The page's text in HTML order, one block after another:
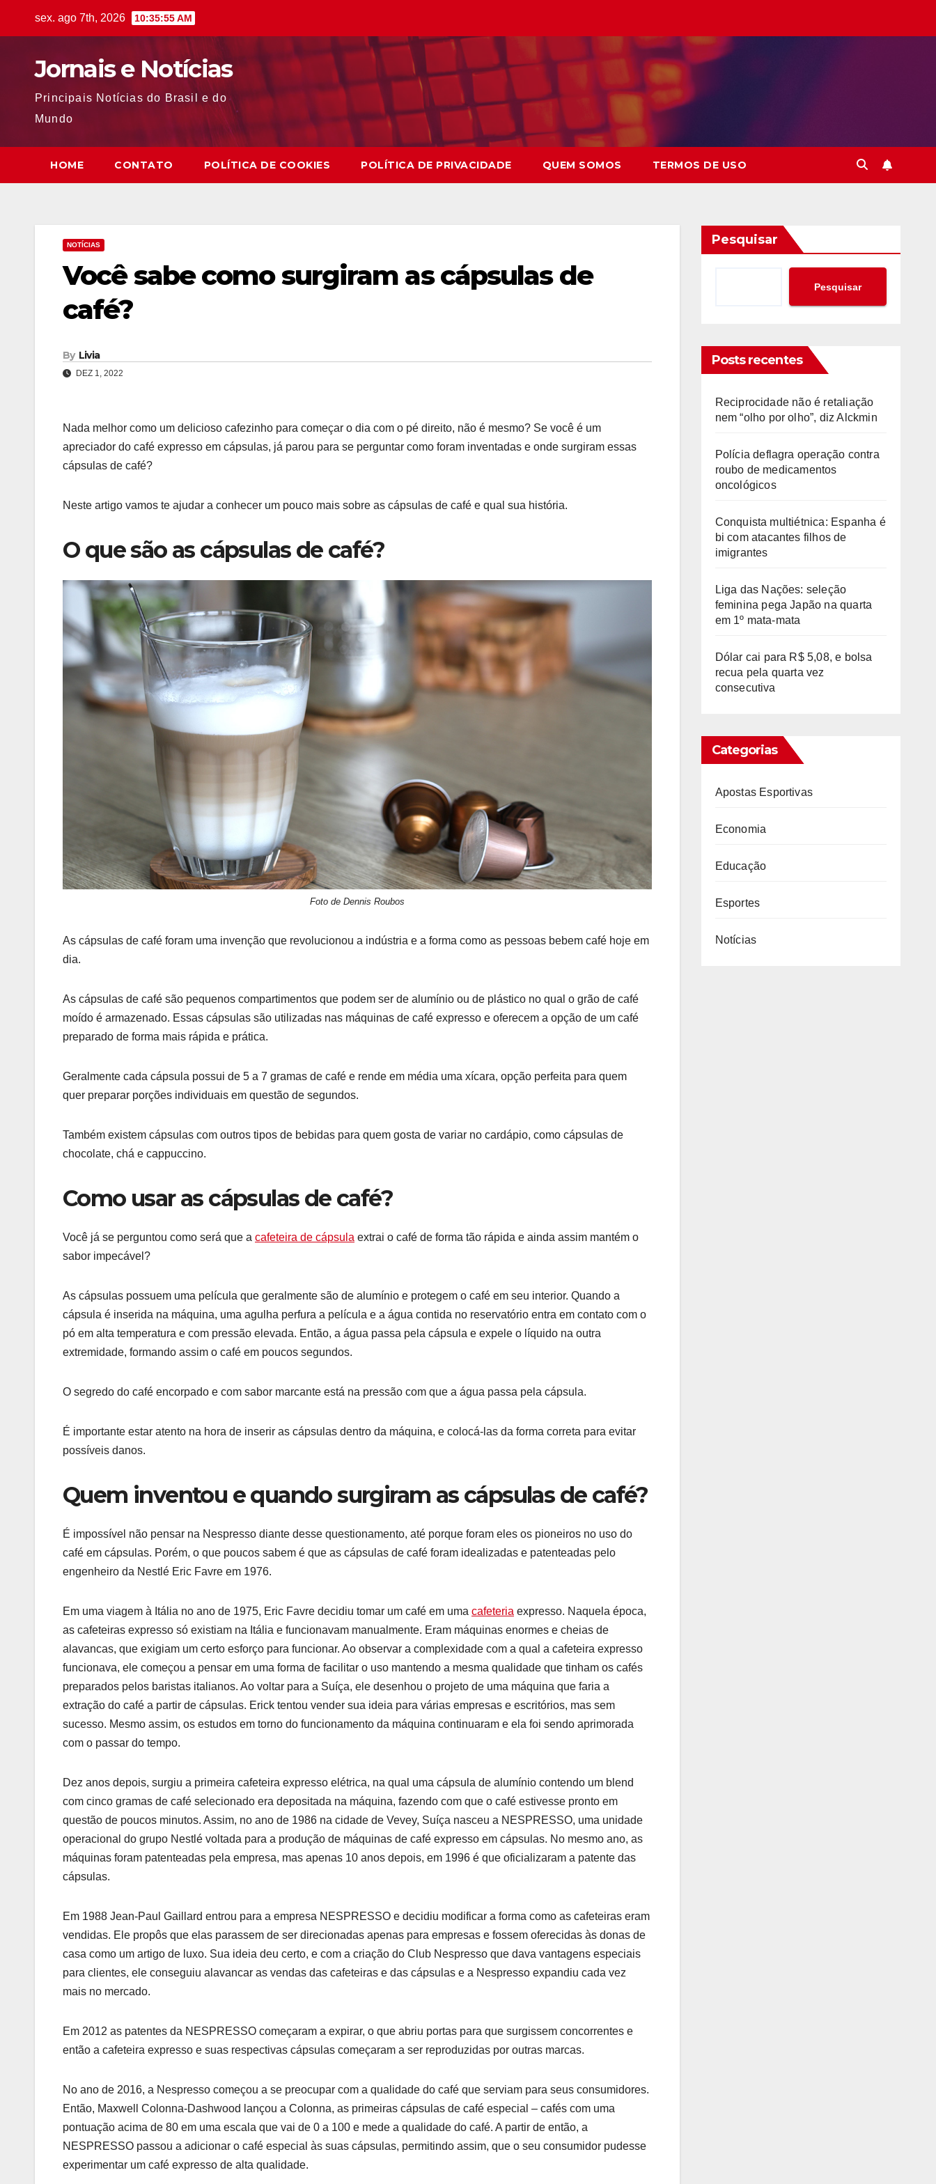
sex. ago 7th, 2026 10:35:56 AM
Jornais e Notícias
Principais Notícias do Brasil e do
Mundo
HOME CONTATO POLÍTICA DE COOKIES POLÍTICA DE PRIVACIDADE QUEM SOMOS TERMOS DE USO
NOTÍCIAS
Você sabe como surgiram as cápsulas de
café?
By Livia
DEZ 1, 2022
Nada melhor como um delicioso cafezinho para começar o dia com o pé direito, não é mesmo? Se você é um
apreciador do café expresso em cápsulas, já parou para se perguntar como foram inventadas e onde surgiram essas
cápsulas de café?
Neste artigo vamos te ajudar a conhecer um pouco mais sobre as cápsulas de café e qual sua história.
O que são as cápsulas de café?
Foto de Dennis Roubos
As cápsulas de café foram uma invenção que revolucionou a indústria e a forma como as pessoas bebem café hoje em
dia.
As cápsulas de café são pequenos compartimentos que podem ser de alumínio ou de plástico no qual o grão de café
moído é armazenado. Essas cápsulas são utilizadas nas máquinas de café expresso e oferecem a opção de um café
preparado de forma mais rápida e prática.
Geralmente cada cápsula possui de 5 a 7 gramas de café e rende em média uma xícara, opção perfeita para quem
quer preparar porções individuais em questão de segundos.
Também existem cápsulas com outros tipos de bebidas para quem gosta de variar no cardápio, como cápsulas de
chocolate, chá e cappuccino.
Como usar as cápsulas de café?
Você já se perguntou como será que a cafeteira de cápsula extrai o café de forma tão rápida e ainda assim mantém o
sabor impecável?
As cápsulas possuem uma película que geralmente são de alumínio e protegem o café em seu interior. Quando a
cápsula é inserida na máquina, uma agulha perfura a película e a água contida no reservatório entra em contato com o
pó em alta temperatura e com pressão elevada. Então, a água passa pela cápsula e expele o líquido na outra
extremidade, formando assim o café em poucos segundos.
O segredo do café encorpado e com sabor marcante está na pressão com que a água passa pela cápsula.
É importante estar atento na hora de inserir as cápsulas dentro da máquina, e colocá-las da forma correta para evitar
possíveis danos.
Quem inventou e quando surgiram as cápsulas de café?
É impossível não pensar na Nespresso diante desse questionamento, até porque foram eles os pioneiros no uso do
café em cápsulas. Porém, o que poucos sabem é que as cápsulas de café foram idealizadas e patenteadas pelo
engenheiro da Nestlé Eric Favre em 1976.
Em uma viagem à Itália no ano de 1975, Eric Favre decidiu tomar um café em uma cafeteria expresso. Naquela época,
as cafeteiras expresso só existiam na Itália e funcionavam manualmente. Eram máquinas enormes e cheias de
alavancas, que exigiam um certo esforço para funcionar. Ao observar a complexidade com a qual a cafeteira expresso
funcionava, ele começou a pensar em uma forma de facilitar o uso mantendo a mesma qualidade que tinham os cafés
preparados pelos baristas italianos. Ao voltar para a Suíça, ele desenhou o projeto de uma máquina que faria a
extração do café a partir de cápsulas. Erick tentou vender sua ideia para várias empresas e escritórios, mas sem
sucesso. Mesmo assim, os estudos em torno do funcionamento da máquina continuaram e ela foi sendo aprimorada
com o passar do tempo.
Dez anos depois, surgiu a primeira cafeteira expresso elétrica, na qual uma cápsula de alumínio contendo um blend
com cinco gramas de café selecionado era depositada na máquina, fazendo com que o café estivesse pronto em
questão de poucos minutos. Assim, no ano de 1986 na cidade de Vevey, Suíça nasceu a NESPRESSO, uma unidade
operacional do grupo Nestlé voltada para a produção de máquinas de café expresso em cápsulas. No mesmo ano, as
máquinas foram patenteadas pela empresa, mas apenas 10 anos depois, em 1996 é que oficializaram a patente das
cápsulas.
Em 1988 Jean-Paul Gaillard entrou para a empresa NESPRESSO e decidiu modificar a forma como as cafeteiras eram
vendidas. Ele propôs que elas parassem de ser direcionadas apenas para empresas e fossem oferecidas às donas de
casa como um artigo de luxo. Sua ideia deu certo, e com a criação do Club Nespresso que dava vantagens especiais
para clientes, ele conseguiu alavancar as vendas das cafeteiras e das cápsulas e a Nespresso expandiu cada vez
mais no mercado.
Em 2012 as patentes da NESPRESSO começaram a expirar, o que abriu portas para que surgissem concorrentes e
então a cafeteira expresso e suas respectivas cápsulas começaram a ser reproduzidas por outras marcas.
No ano de 2016, a Nespresso começou a se preocupar com a qualidade do café que serviam para seus consumidores.
Então, Maxwell Colonna-Dashwood lançou a Colonna, as primeiras cápsulas de café especial – cafés com uma
pontuação acima de 80 em uma escala que vai de 0 a 100 e mede a qualidade do café. A partir de então, a
NESPRESSO passou a adicionar o café especial às suas cápsulas, permitindo assim, que o seu consumidor pudesse
experimentar um café expresso de alta qualidade.
Pesquisar
Pesquisar
Posts recentes
Reciprocidade não é retaliação
nem “olho por olho”, diz Alckmin
Polícia deflagra operação contra
roubo de medicamentos
oncológicos
Conquista multiétnica: Espanha é
bi com atacantes filhos de
imigrantes
Liga das Nações: seleção
feminina pega Japão na quarta
em 1º mata-mata
Dólar cai para R$ 5,08, e bolsa
recua pela quarta vez
consecutiva
Categorias
Apostas Esportivas
Economia
Educação
Esportes
Notícias